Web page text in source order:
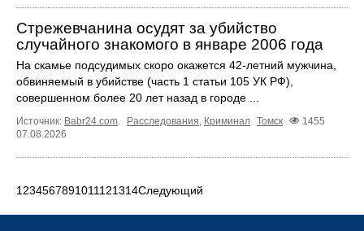
Стрежевчанина осудят за убийство
случайного знакомого в январе 2006 года
На скамье подсудимых скоро окажется 42-летний мужчина,
обвиняемый в убийстве (часть 1 статьи 105 УК РФ),
совершенном более 20 лет назад в городе ...
Источник: Babr24.com. Расследования, Криминал Томск
1455
07.08.2026
1234567891011121314Следующий